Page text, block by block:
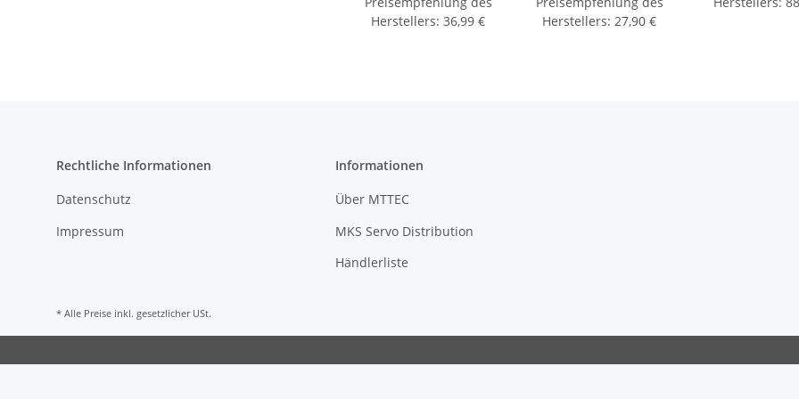
Herstellers: 36,99 €
Herstellers: 27,90 €
Rechtliche Informationen
Datenschutz
Impressum
Informationen
Über MTTEC
MKS Servo Distribution
Händlerliste
* Alle Preise inkl. gesetzlicher USt.